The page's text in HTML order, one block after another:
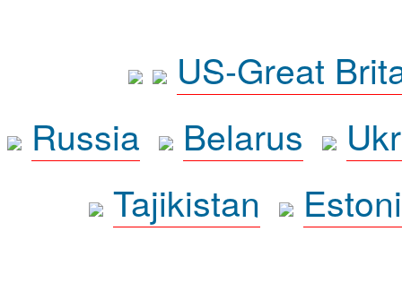
US-Great
Russia
Belarus
Tajikistan